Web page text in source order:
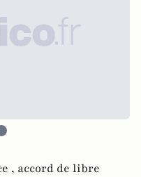
, accord de libre